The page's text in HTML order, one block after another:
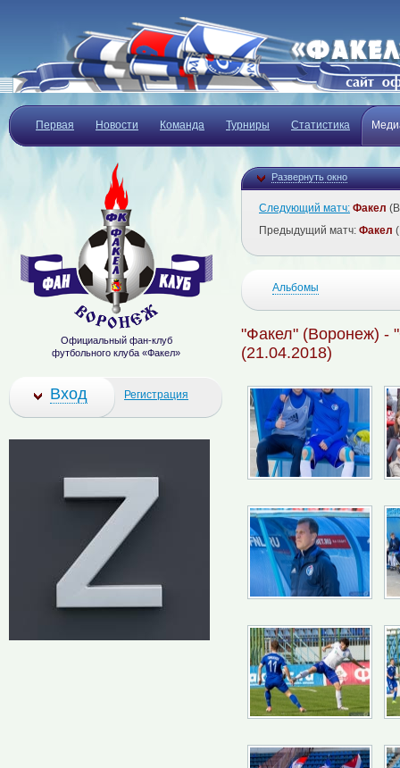
Первая Новости Команда Турниры Статистика
Развернуть окно
Следующий матч: Факел
Предыдущий матч: Факел
Альбомы
"Факел" (Воронеж) -
(21.04.2018)
Официальный фан-клуб
футбольного клуба «Факел»
Вход Регистрация